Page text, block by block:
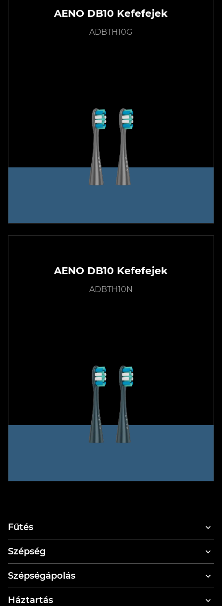
AENO DB10 Kefefejek
ADBTH10G
AENO DB10 Kefefejek
ADBTH10N
Fűtés
Szépség
Hajformázó és hajszárító
Szépségápolás
Háztartás